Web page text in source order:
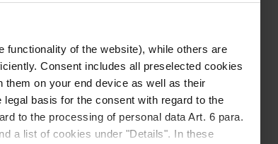
of the website), while others are
Consent includes all preselected cookies
on your end device as well as their
basis for the consent with regard to the
to the processing of personal data Art. 6 para.
a list of cookies under "Details". In these